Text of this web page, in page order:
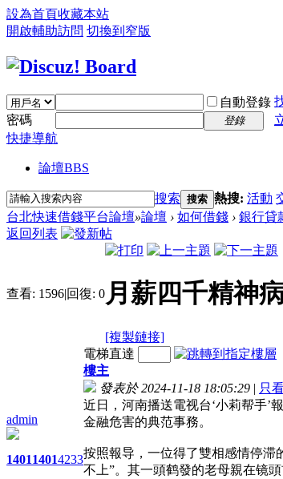
設為首頁收藏本站
開啟輔助訪問 切換到窄版
自動登錄
密碼
登錄
快捷導航
論壇BBS
搜索 搜索 熱搜: 活動
台北快速借錢平台論壇»論壇 › 如何借錢 › 銀行貸
返回列表
查看: 1596|回復: 0 月薪四千精神
[複製鏈接]
admin
140114014233
電梯直達
樓主
發表於 2024-11-18 18:05:29 | 只
近日，河南播送電视台‘小莉帮手’
金融危害的典范事務。
按照報导，一位得了雙相感情停滞
不上”。其一頭鹤發的老母親在镜